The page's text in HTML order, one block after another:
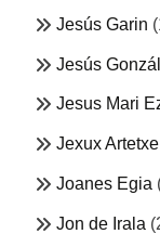
Jesús Garin
Jesús
Jesus Mari
Jexux Artetxe
Joanes Egia
Jon de Irala